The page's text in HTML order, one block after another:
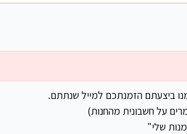
ביצעתם הזמנתכם למייל שנתתם.
על חשבונית מהחנות)
שלי"